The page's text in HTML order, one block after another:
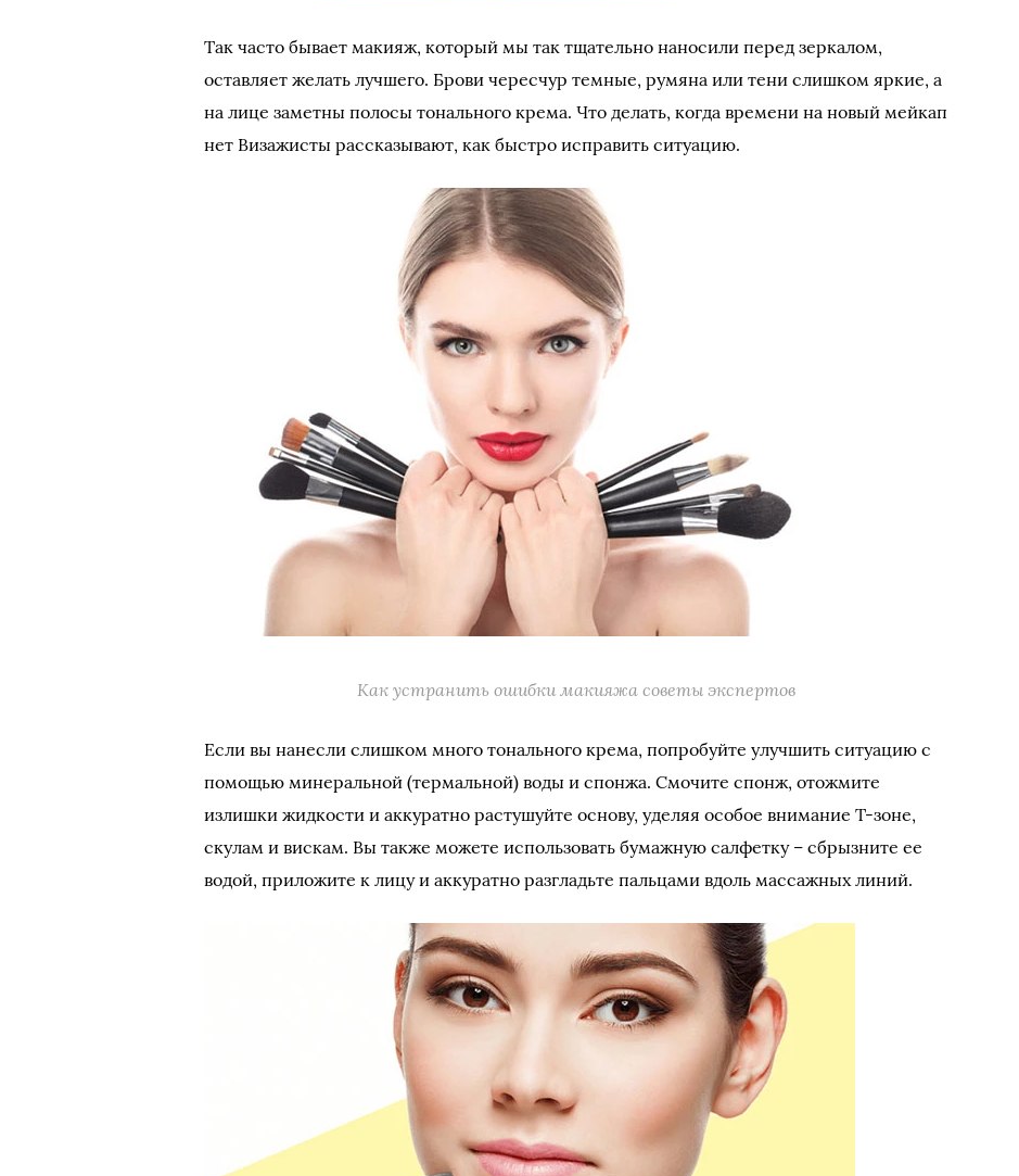
Так часто бывает макияж, который мы так тщательно наносили перед зеркалом,
оставляет желать лучшего. Брови чересчур темные, румяна или тени слишком яркие, а
на лице заметны полосы тонального крема. Что делать, когда времени на новый мейкап
нет Визажисты рассказывают, как быстро исправить ситуацию.
Как устранить ошибки макияжа советы экспертов
Если вы нанесли слишком много тонального крема, попробуйте улучшить ситуацию с
помощью минеральной (термальной) воды и спонжа. Смочите спонж, отожмите
излишки жидкости и аккуратно растушуйте основу, уделяя особое внимание Т-зоне,
скулам и вискам. Вы также можете использовать бумажную салфетку – сбрызните ее
водой, приложите к лицу и аккуратно разгладьте пальцами вдоль массажных линий.